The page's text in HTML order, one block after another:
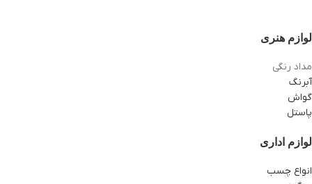
لوازم هنری
مداد رنگی
آبرنگ
گواش
پاستل
لوازم اداری
انواع چسب